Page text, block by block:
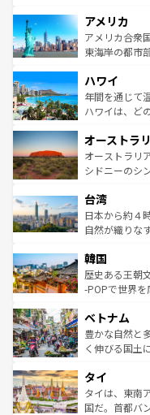
ンツ一覧を参
の建物がその
博物館もあり
ことができる
ば市内交通費無
着のスイス情
アメリカ
アメリカ合衆
東海岸の都市
のような巨大
ンメントが詰
西部には大自
部のニューオ
文化が魅力。
しみながら、
ならではの贅沢な旅の
情報はコンテ
ハワイ
年間を通じて
ハワイは、ど
ワイ島は見逃
島だが、静か
おすすめ。エ
れるおもてな
人々、おいし
ク、伝統的な
ワイを、存分に味わって
はコンテンツ
オーストラ
オーストラリ
シドニーのシ
リアリーフや
ク）、タスマ
ど、見どころ
いる。アクテ
ビング、ハイ
い。オースト
参照してほしい
台湾
日本から約４
自然が織りな
ン）、静ひつ
と山間の静け
驚きをもたら
容にもいいと
照してほしい。
韓国
歴史ある王朝
-POPで世界
き、地方に足
できる。そし
まで、さまざ
リティに包ま
覧を参照して
ベトナム
豊かな自然と
く伸びる国土
急速な発展と
ーチミン市の
醸し出してい
タイ
タイは、東南
国だ。首都バ